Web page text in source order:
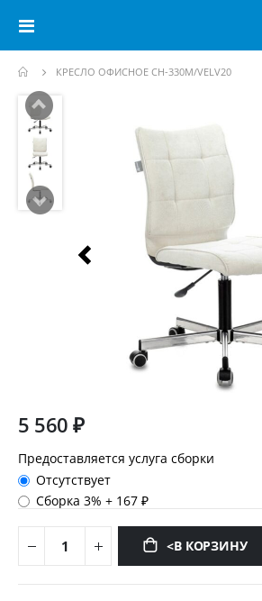
Toggle
КРЕСЛО ОФИСНОЕ CH-330M/VELV20
Пропустить
перейти
галереям
изображений
5 560 ₽
Предоставляется услуга сборки
Отсутствует
Сборка 3%+ 167 ₽
<В КОРЗИНУ